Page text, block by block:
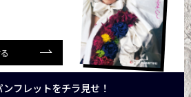
フレットをチラ見せ！